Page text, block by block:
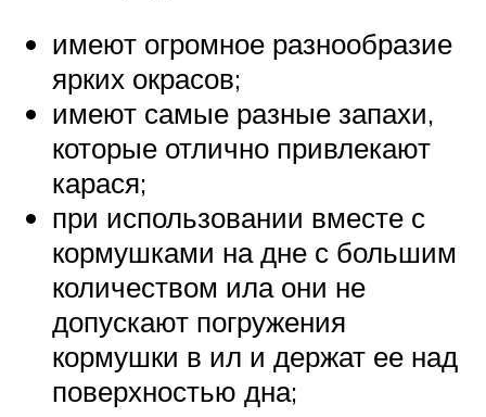
имеют огромное разнообразие
ярких окрасов;
имеют самые разные запахи,
которые отлично привлекают
карася;
при использовании вместе с
кормушками на дне с большим
количеством ила они не
допускают погружения
кормушки в ил и держат ее над
поверхностью дна;